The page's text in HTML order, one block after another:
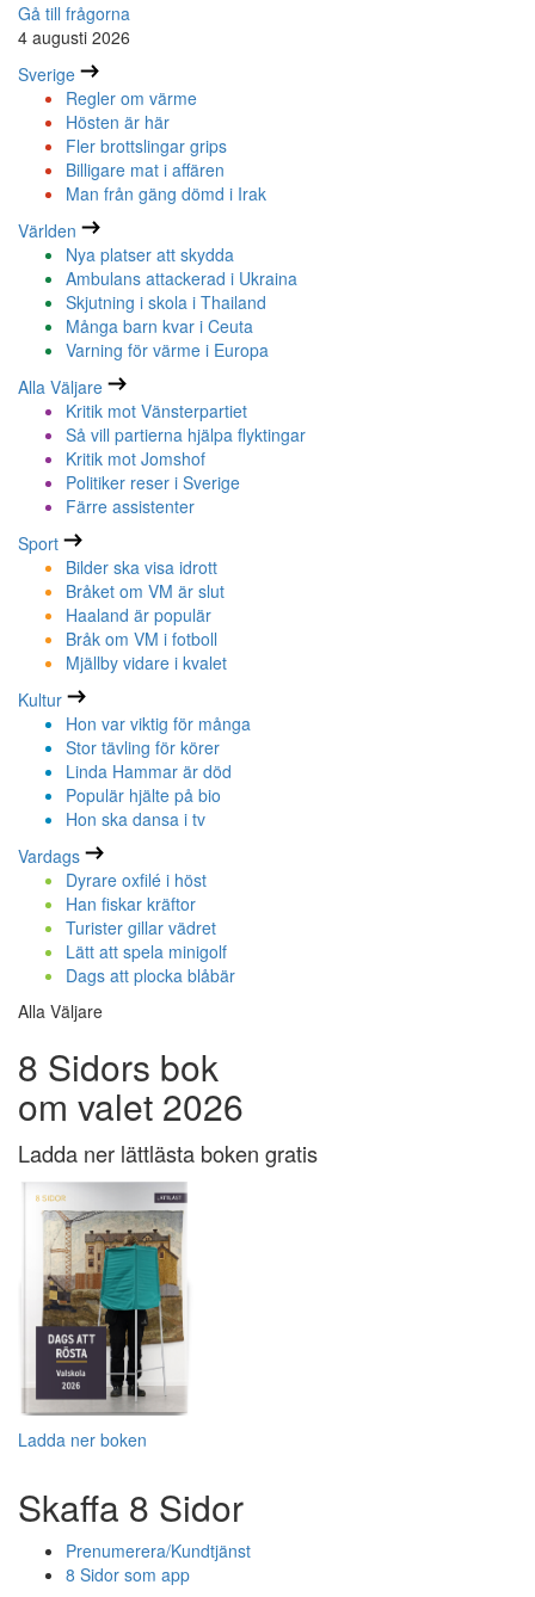
Gå till frågorna
4 augusti 2026
Sverige
Regler om värme
Hösten är här
Fler brottslingar grips
Billigare mat i affären
Man från gäng dömd i Irak
Världen
Nya platser att skydda
Ambulans attackerad i Ukraina
Skjutning i skola i Thailand
Många barn kvar i Ceuta
Varning för värme i Europa
Alla Väljare
Kritik mot Vänsterpartiet
Så vill partierna hjälpa flyktingar
Kritik mot Jomshof
Politiker reser i Sverige
Färre assistenter
Sport
Bilder ska visa idrott
Bråket om VM är slut
Haaland är populär
Bråk om VM i fotboll
Mjällby vidare i kvalet
Kultur
Hon var viktig för många
Stor tävling för körer
Linda Hammar är död
Populär hjälte på bio
Hon ska dansa i tv
Vardags
Dyrare oxfilé i höst
Han fiskar kräftor
Turister gillar vädret
Lätt att spela minigolf
Dags att plocka blåbär
Alla Väljare
8 Sidors bok
om valet 2026
Ladda ner lättlästa boken gratis
Ladda ner boken
Skaffa 8 Sidor
Prenumerera/Kundtjänst
8 Sidor som app